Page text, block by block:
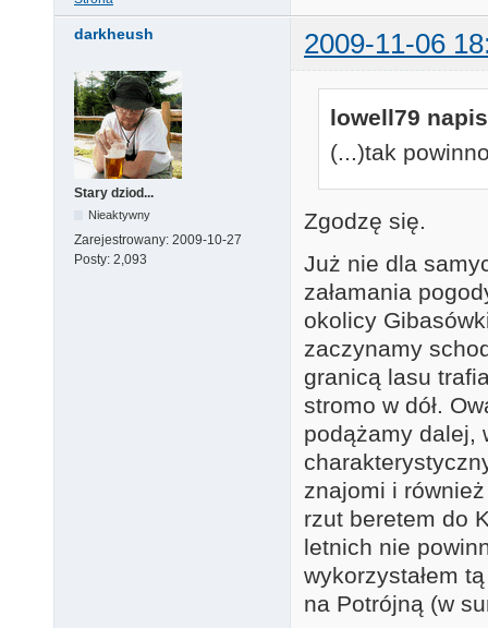
darkheush 2009-11-06
Stary dziod...
Nieaktywny
Zarejestrowany: 2009-10-27
Posty: 2,093
lowell79
(...)tak
Zgodzę się.
Już nie dla
załamania
okolicy
zaczynamy
granicą lasu
stromo w dół.
podążamy dalej,
znajomi i
rzut beretem do
letnich nie
wykorzystałem
na Potrójną (w